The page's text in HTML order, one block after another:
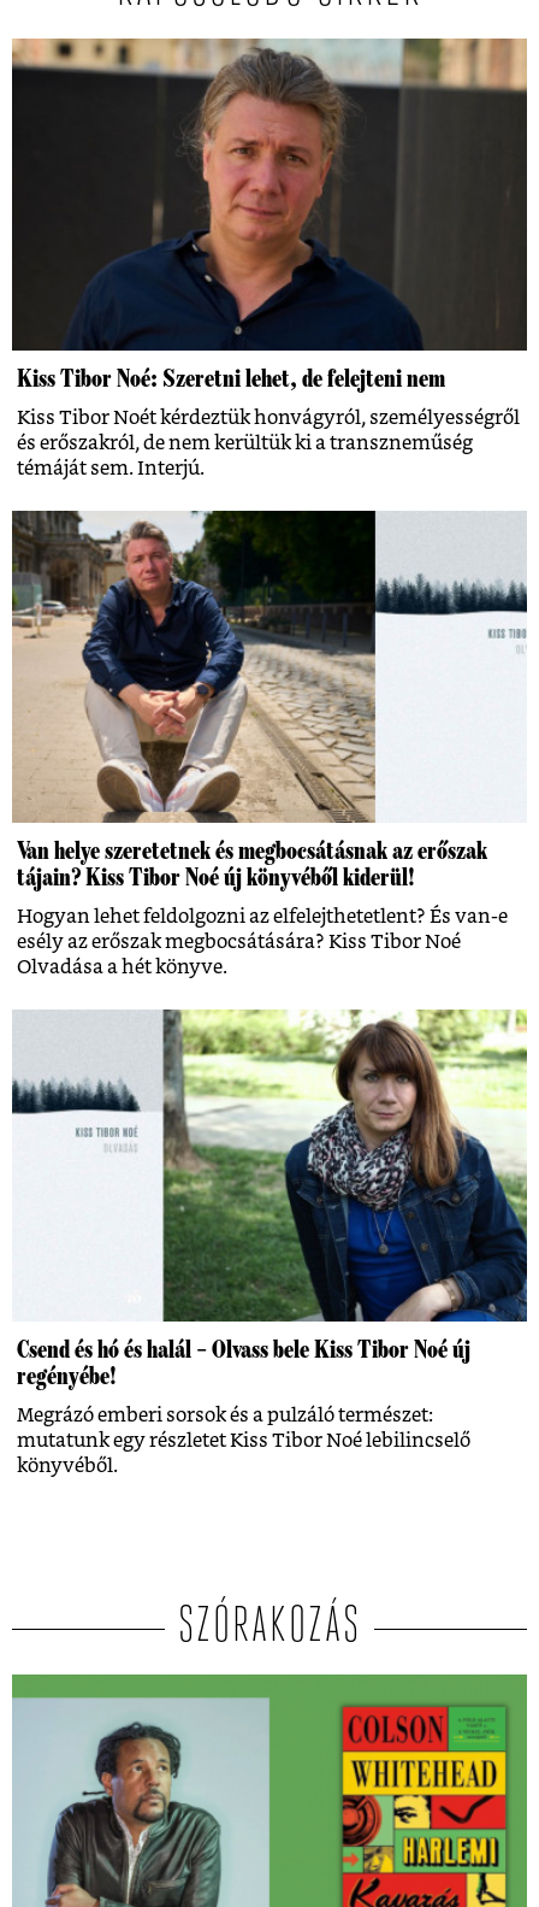
Kiss Tibor Noé: Szeretni lehet, de felejteni nem
Kiss Tibor Noét kérdeztük honvágyról, személyességről
és erőszakról, de nem kerültük ki a transzneműség
témáját sem. Interjú.
Van helye szeretetnek és megbocsátásnak az erőszak
tájain? Kiss Tibor Noé új könyvéből kiderül!
Hogyan lehet feldolgozni az elfelejthetetlent? És van-e
esély az erőszak megbocsátására? Kiss Tibor Noé
Olvadása a hét könyve.
Csend és hó és halál – Olvass bele Kiss Tibor Noé új
regényébe!
Megrázó emberi sorsok és a pulzáló természet:
mutatunk egy részletet Kiss Tibor Noé lebilincselő
könyvéből.
SZÓRAKOZÁS